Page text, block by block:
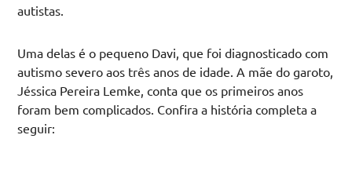
autistas.
Uma delas é o pequeno Davi, que foi diagnosticado com
autismo severo aos três anos de idade. A mãe do garoto,
Jéssica Pereira Lemke, conta que os primeiros anos
foram bem complicados. Confira a história completa a
seguir: